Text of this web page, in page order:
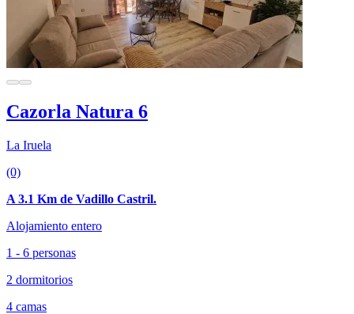
Cazorla Natura 6
La Iruela
(0)
A 3.1 Km de Vadillo Castril.
Alojamiento entero
1 - 6 personas
2 dormitorios
4 camas